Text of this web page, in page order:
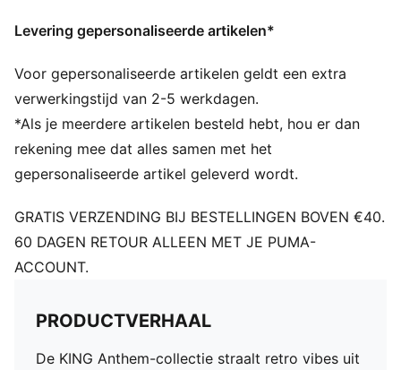
Levering gepersonaliseerde artikelen*
Voor gepersonaliseerde artikelen geldt een extra
verwerkingstijd van 2-5 werkdagen.
*Als je meerdere artikelen besteld hebt, hou er dan
rekening mee dat alles samen met het
gepersonaliseerde artikel geleverd wordt.
GRATIS VERZENDING BIJ BESTELLINGEN BOVEN €40.
60 DAGEN RETOUR ALLEEN MET JE PUMA-
ACCOUNT.
PRODUCTVERHAAL
De KING Anthem-collectie straalt retro vibes uit